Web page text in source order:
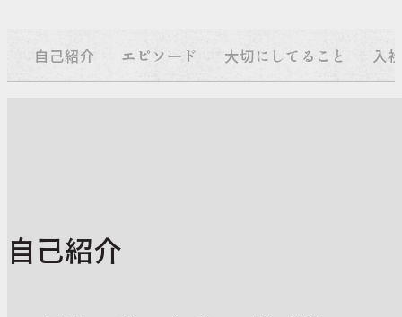
自己紹介 エピソード 大切にしてること 入
自己紹介